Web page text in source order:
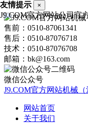
售前：0510-87061341
售后：0510-87076718
技术：0510-87076708
邮箱：bk@163.com
微信公众号
J9.COM官方网站机械
网站首页
关于我们
友情提示 ×
J9.COM官方网站公司官